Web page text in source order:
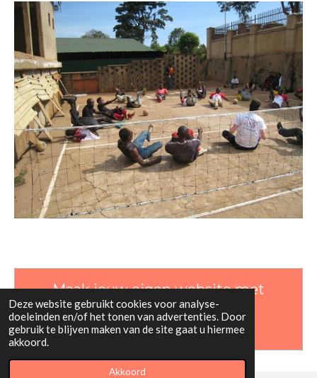
Deze website gebruikt cookies voor analyse-
doeleinden en/of het tonen van advertenties. Door
gebruik te blijven maken van de site gaat u hiermee
akkoord.
Akkoord
Maak jouw eigen website met
JouwWeb